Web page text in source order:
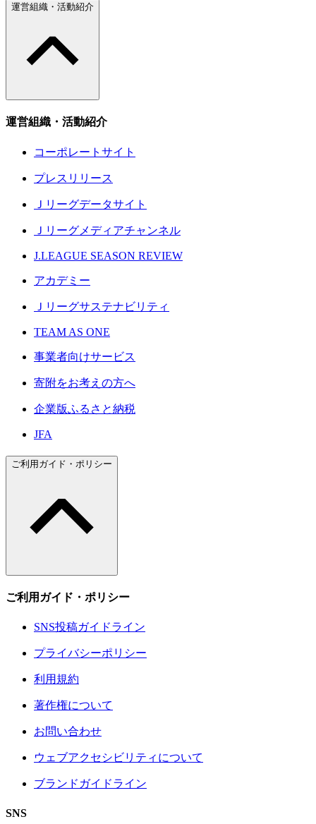
運営組織・活動紹介
運営組織・活動紹介
コーポレートサイト
プレスリリース
Ｊリーグデータサイト
Ｊリーグメディアチャンネル
J.LEAGUE SEASON REVIEW
アカデミー
Ｊリーグサステナビリティ
TEAM AS ONE
事業者向けサービス
寄附をお考えの方へ
企業版ふるさと納税
JFA
ご利用ガイド・ポリシー
ご利用ガイド・ポリシー
SNS投稿ガイドライン
プライバシーポリシー
利用規約
著作権について
お問い合わせ
ウェブアクセシビリティについて
ブランドガイドライン
SNS